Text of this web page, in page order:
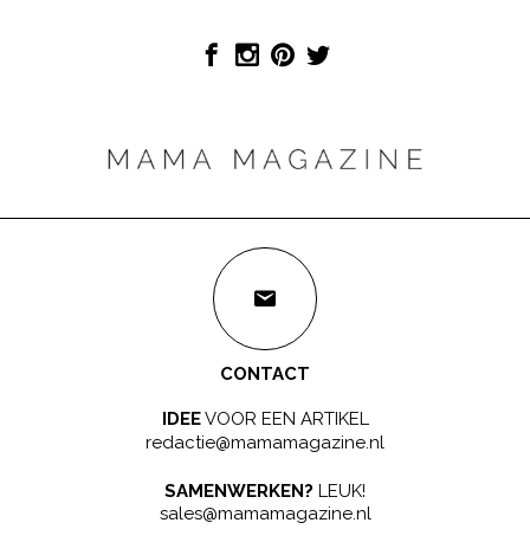
CONTACT
IDEEVOOR EEN ARTIKEL
redactie@mamamagazine.nl
SAMENWERKEN? LEUK!
sales@mamamagazine.nl